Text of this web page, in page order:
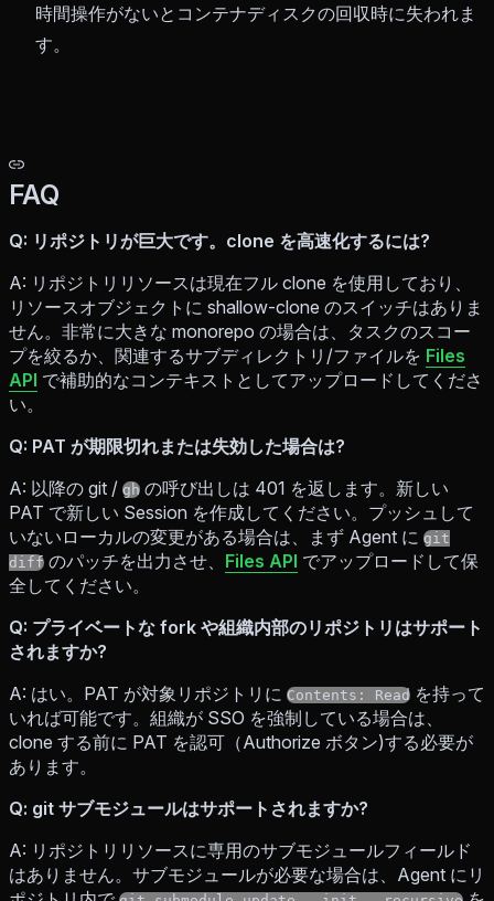
時間操作がないとコンテナディスクの回収時に失われま
す。
FAQ
Q: リポジトリが巨大です。clone を高速化するには?
A: リポジトリリソースは現在フル clone を使用しており、
リソースオブジェクトに shallow-clone のスイッチはありま
せん。非常に大きな monorepo の場合は、タスクのスコー
プを絞るか、関連するサブディレクトリ/ファイルを Files
API で補助的なコンテキストとしてアップロードしてくださ
い。
Q: PAT が期限切れまたは失効した場合は?
A: 以降の git / gh の呼び出しは 401 を返します。新しい
PAT で新しい Session を作成してください。プッシュして
いないローカルの変更がある場合は、まず Agent に git
diff のパッチを出力させ、 Files API でアップロードして保
全してください。
Q: プライベートな fork や組織内部のリポジトリはサポート
されますか?
A: はい。PAT が対象リポジトリに Contents: Read を持って
いれば可能です。組織が SSO を強制している場合は、
clone する前に PAT を認可（Authorize ボタン)する必要が
あります。
Q: git サブモジュールはサポートされますか?
A: リポジトリリソースに専用のサブモジュールフィールド
はありません。サブモジュールが必要な場合は、Agent にリ